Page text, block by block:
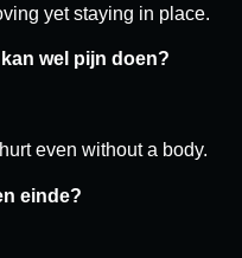
yet staying in place.
wel pijn doen?
even without a body.
einde?